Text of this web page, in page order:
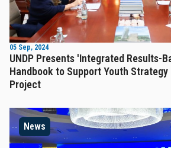
05 Sep, 2024
UNDP Presents 'Integrated Results-
Handbook to Support Youth Strategy
Project
News